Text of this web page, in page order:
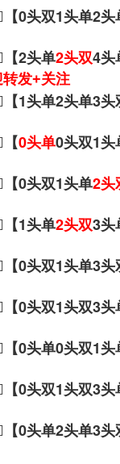
【0头双1头单2头
【2头单2头双4头
发+关注
【1头单2头单3
【0头单0头双1
【0头双1头单2头
【1头单2头双3头
【0头双1头单3头
【0头双1头双3头
【0头单0头双1
【0头双1头双3头
【0头单2头单3